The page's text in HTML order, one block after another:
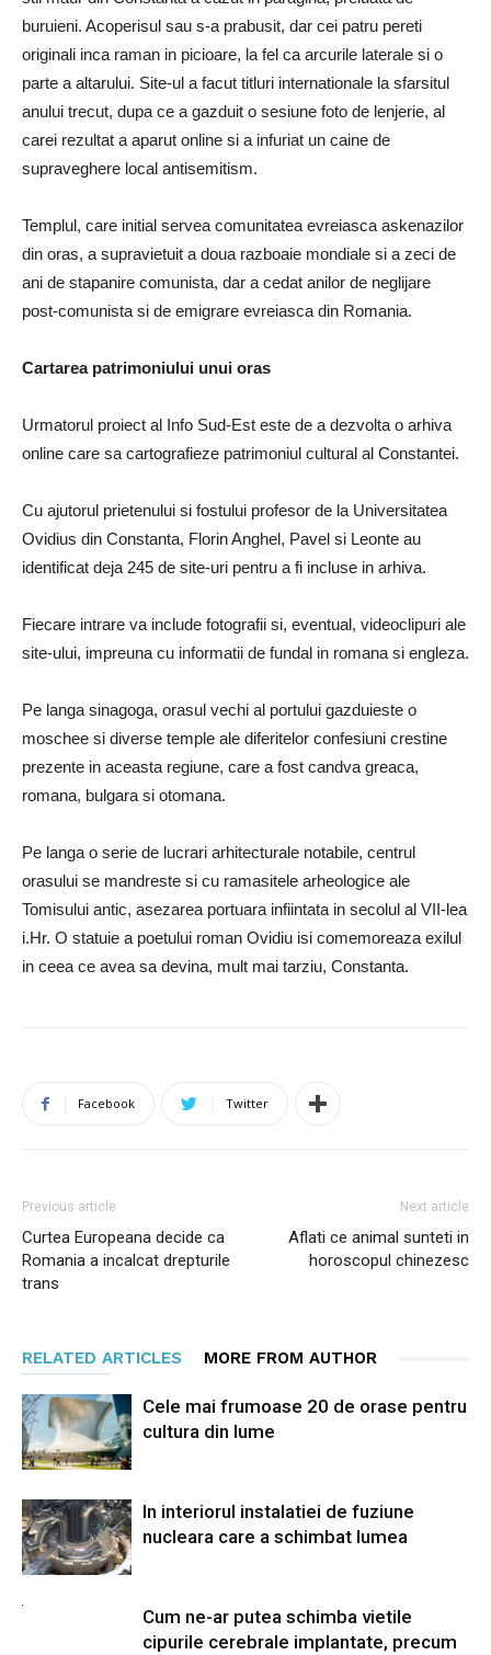
buruieni. Acoperisul sau s-a prabusit, dar cei patru pereti
originali inca raman in picioare, la fel ca arcurile laterale si o
parte a altarului. Site-ul a facut titluri internationale la sfarsitul
anului trecut, dupa ce a gazduit o sesiune foto de lenjerie, al
carei rezultat a aparut online si a infuriat un caine de
supraveghere local antisemitism.
Templul, care initial servea comunitatea evreiasca askenazilor
din oras, a supravietuit a doua razboaie mondiale si a zeci de
ani de stapanire comunista, dar a cedat anilor de neglijare
post-comunista si de emigrare evreiasca din Romania.
Cartarea patrimoniului unui oras
Urmatorul proiect al Info Sud-Est este de a dezvolta o arhiva
online care sa cartografieze patrimoniul cultural al Constantei.
Cu ajutorul prietenului si fostului profesor de la Universitatea
Ovidius din Constanta, Florin Anghel, Pavel si Leonte au
identificat deja 245 de site-uri pentru a fi incluse in arhiva.
Fiecare intrare va include fotografii si, eventual, videoclipuri ale
site-ului, impreuna cu informatii de fundal in romana si engleza.
Pe langa sinagoga, orasul vechi al portului gazduieste o
moschee si diverse temple ale diferitelor confesiuni crestine
prezente in aceasta regiune, care a fost candva greaca,
romana, bulgara si otomana.
Pe langa o serie de lucrari arhitecturale notabile, centrul
orasului se mandreste si cu ramasitele arheologice ale
Tomisului antic, asezarea portuara infiintata in secolul al VII-lea
i.Hr. O statuie a poetului roman Ovidiu isi comemoreaza exilul
in ceea ce avea sa devina, mult mai tarziu, Constanta.
Facebook Twitter
Previous article
Curtea Europeana decide ca
Romania a incalcat drepturile
trans
Next article
Aflati ce animal sunteti in
horoscopul chinezesc
RELATED ARTICLES MORE FROM AUTHOR
Cele mai frumoase 20 de orase pentru
cultura din lume
In interiorul instalatiei de fuziune
nucleara care a schimbat lumea
Cum ne-ar putea schimba vietile
cipurile cerebrale implantate, precum